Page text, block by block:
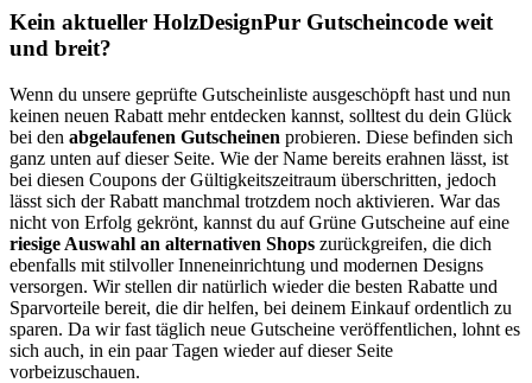
Kein aktueller HolzDesignPur Gutscheincode weit
und breit?
Wenn du unsere geprüfte Gutscheinliste ausgeschöpft hast und nun
keinen neuen Rabatt mehr entdecken kannst, solltest du dein Glück
bei den abgelaufenen Gutscheinen probieren. Diese befinden sich
ganz unten auf dieser Seite. Wie der Name bereits erahnen lässt, ist
bei diesen Coupons der Gültigkeitszeitraum überschritten, jedoch
lässt sich der Rabatt manchmal trotzdem noch aktivieren. War das
nicht von Erfolg gekrönt, kannst du aufGrüne Gutscheine auf eine
riesige Auswahl an alternativen Shops zurückgreifen, die dich
ebenfalls mit stilvoller Inneneinrichtung und modernen Designs
versorgen. Wir stellen dir natürlich wieder die besten Rabatte und
Sparvorteile bereit, die dir helfen, bei deinem Einkauf ordentlich zu
sparen. Da wir fast täglich neue Gutscheine veröffentlichen, lohnt es
sich auch, in ein paar Tagen wieder auf dieser Seite
vorbeizuschauen.